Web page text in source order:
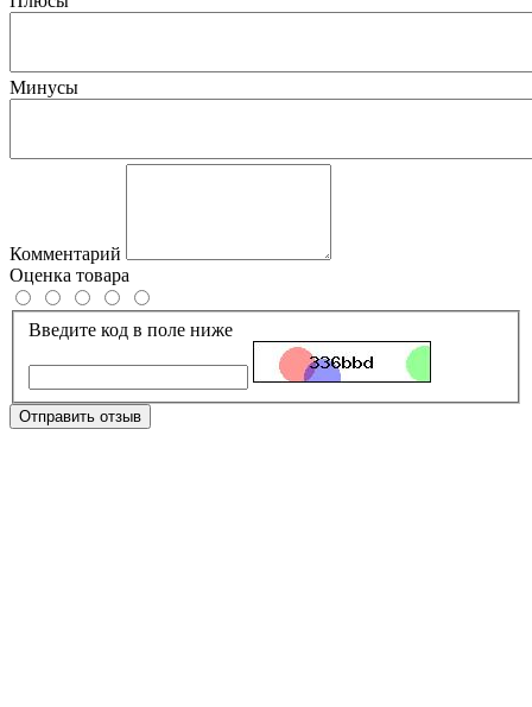
Минусы
Комментарий
Оценка товара
Введите код в поле ниже
Отправить отзыв